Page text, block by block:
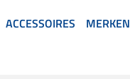
ACCESSOIRES MERKEN